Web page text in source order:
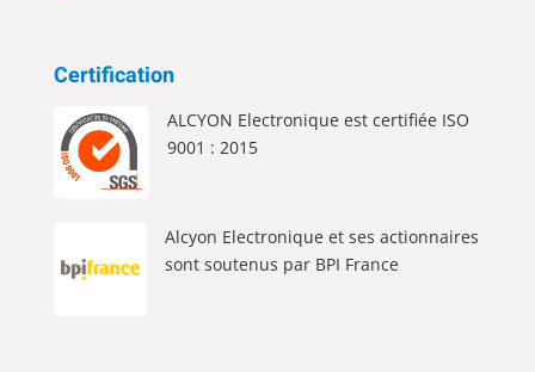
Certification
ALCYON Electronique est certifiée ISO
9001 : 2015
Alcyon Electronique et ses actionnaires
sont soutenus par BPI France